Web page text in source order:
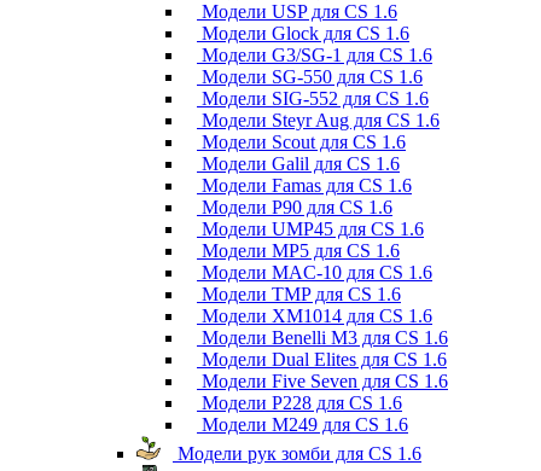
Модели USP для CS 1.6
Модели Glock для CS 1.6
Модели G3/SG-1 для CS 1.6
Модели SG-550 для CS 1.6
Модели SIG-552 для CS 1.6
Модели Steyr Aug для CS 1.6
Модели Scout для CS 1.6
Модели Galil для CS 1.6
Модели Famas для CS 1.6
Модели P90 для CS 1.6
Модели UMP45 для CS 1.6
Модели MP5 для CS 1.6
Модели MAC-10 для CS 1.6
Модели TMP для CS 1.6
Модели XM1014 для CS 1.6
Модели Benelli M3 для CS 1.6
Модели Dual Elites для CS 1.6
Модели Five Seven для CS 1.6
Модели P228 для CS 1.6
Модели M249 для CS 1.6
Модели рук зомби для CS 1.6